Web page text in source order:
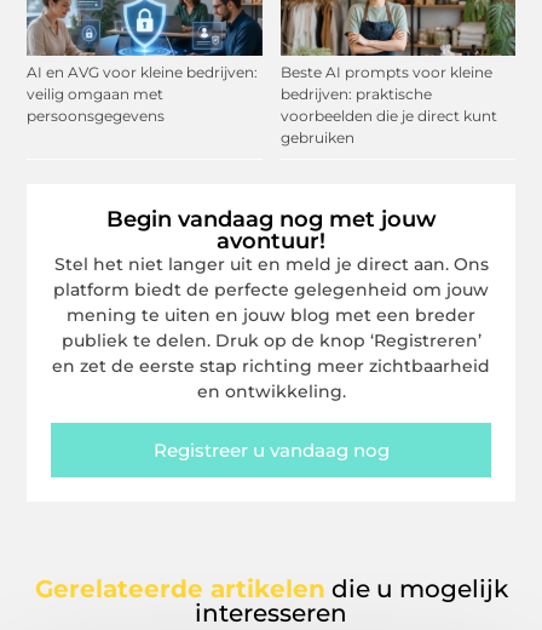
AI en AVG voor kleine bedrijven:
veilig omgaan met
persoonsgegevens
Beste AI prompts voor kleine
bedrijven: praktische
voorbeelden die je direct kunt
gebruiken
Begin vandaag nog met jouw
avontuur!
Stel het niet langer uit en meld je direct aan. Ons
platform biedt de perfecte gelegenheid om jouw
mening te uiten en jouw blog met een breder
publiek te delen. Druk op de knop ‘Registreren’
en zet de eerste stap richting meer zichtbaarheid
en ontwikkeling.
Registreer u vandaag nog
Gerelateerde artikelen die u mogelijk
interesseren